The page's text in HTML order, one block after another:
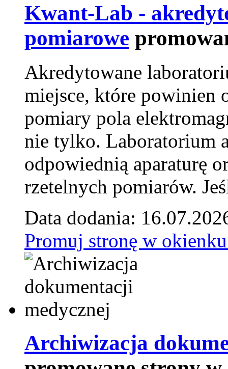
Kwant-Lab -
pomiarowe
Akredytowane
miejsce, które powinien
pomiary pola
nie tylko. Laboratorium
odpowiednią aparaturę
rzetelnych pomiarów.
Data dodania:
Promuj stronę w
Archiwizacja